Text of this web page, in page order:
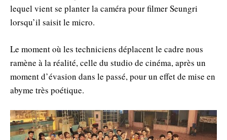
lequel vient se planter la caméra pour filmer Seungri
lorsqu’il saisit le micro.
Le moment où les techniciens déplacent le cadre nous
ramène à la réalité, celle du studio de cinéma, après un
moment d’évasion dans le passé, pour un effet de mise en
abyme très poétique.